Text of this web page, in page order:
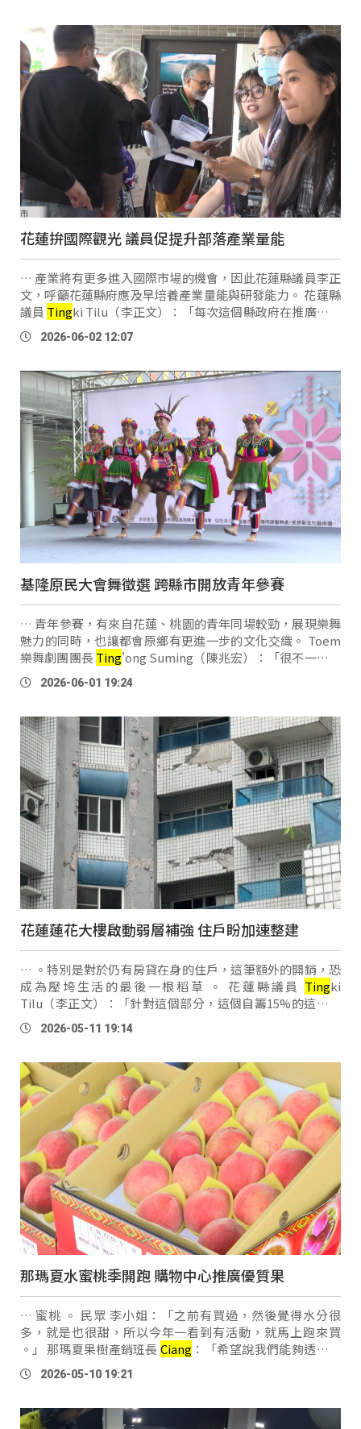
花蓮拚國際觀光 議員促提升部落產業量能
… 產業將有更多進入國際市場的機會，因此花蓮縣議員李正
文，呼籲花蓮縣府應及早培養產業量能與研發能力。 花蓮縣
議員 Tingki Tilu（李正文）：「每次這個縣政府在推廣這個
觀光到國際去的時候，那個原住民的產業總是在那個主角、
主角旁邊的那個位置 …
2026-06-02 12:07
基隆原民大會舞徵選 跨縣市開放青年參賽
… 青年參賽，有來自花蓮、桃園的青年同場較勁，展現樂舞
魅力的同時，也讓都會原鄉有更進一步的文化交織。 Toem
樂舞劇團團長 Ting'ong Suming（陳兆宏）：「很不一樣。
應該說（比賽）模式雖然一樣，但是可能是因為地區上的差
異，因為花蓮算是原鄉，表現的東西會比較 …
2026-06-01 19:24
花蓮蓮花大樓啟動弱層補強 住戶盼加速整建
… 。特別是對於仍有房貸在身的住戶，這筆額外的開銷，恐
成為壓垮生活的最後一根稻草 。 花蓮縣議員 Tingki
Tilu（李正文）：「針對這個部分，這個自籌15%的這個部
分，尤其是針對我們目前住戶還在房貸的這種壓力的住戶，
能夠給他們全額的一個協助，對他們 …
2026-05-11 19:14
那瑪夏水蜜桃季開跑 購物中心推廣優質果
… 蜜桃 。 民眾 李小姐：「之前有買過，然後覺得水分很
多，就是也很甜，所以今年一看到有活動，就馬上跑來買
。」 那瑪夏果樹產銷班長 Ciang ：「希望說我們能夠透過這
個活動，讓我們那瑪夏的桃農，能夠更發揚光大，讓每一個
種植水蜜桃的農民，都能夠更用心，在我 …
2026-05-10 19:21